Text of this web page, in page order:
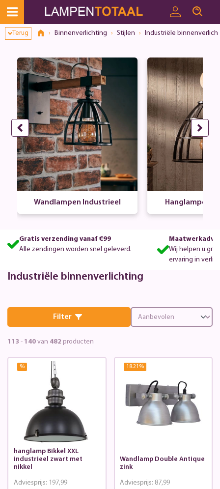
Terug Binnenverlichting Stijlen Industriële
Wandlampen Industrieel Hanglampen
Gratis verzending vanaf €99
Alle zendingen worden snel geleverd.
Wij helpen u
ervaring in
Industriële binnenverlichting
Filter
113 - 140 van 482 producten
%
hanglamp Bikkel XXL
industrieel zwart met
nikkel
Adviesprijs: 197,99
18.21 %
Wandlamp Double Antique
zink
Adviesprijs: 87,99